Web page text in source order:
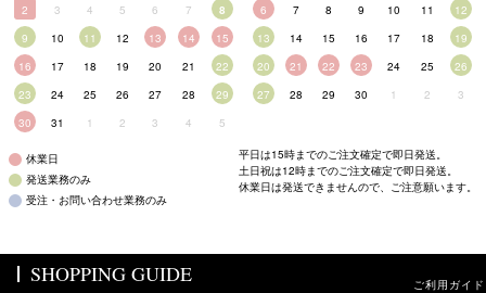
2
3 4 5 6 7
8
9
10 11 12 13 14
15
16
17 18 19 20 21
22
23
24 25 26 27 28
29
30
31 1 2 3 4 5
6
7 8 9 10 11
12
13
14 15 16 17 18
19
20
21 22 23 24 25
26
27
28 29 30 1 2 3
休業日
発送業務のみ
受注・お問い合わせ業務のみ
平日は15時までのご注文確定で即日発送。
土日祝は12時までのご注文確定で即日発送。
休業日は発送できませんので、ご注意願います。
SHOPPING GUIDE ご利用ガイド